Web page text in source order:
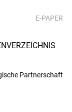
E-PAPER
Partnerschaft